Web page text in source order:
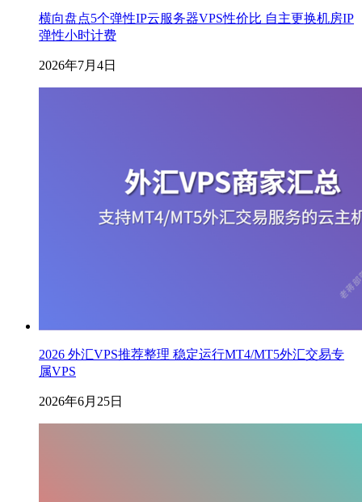
横向盘点5个弹性IP云服务器VPS性价比 自主更换机房IP
弹性小时计费
2026年7月4日
2026 外汇VPS推荐整理 稳定运行MT4/MT5外汇交易专
属VPS
2026年6月25日